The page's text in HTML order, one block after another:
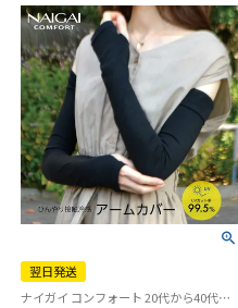
翌日発送
ナイガイ コンフォート 20代から40代の働く女性へ野外での紫外線対策に！冷感に優れた素材を使用したアームカバー ひんやり